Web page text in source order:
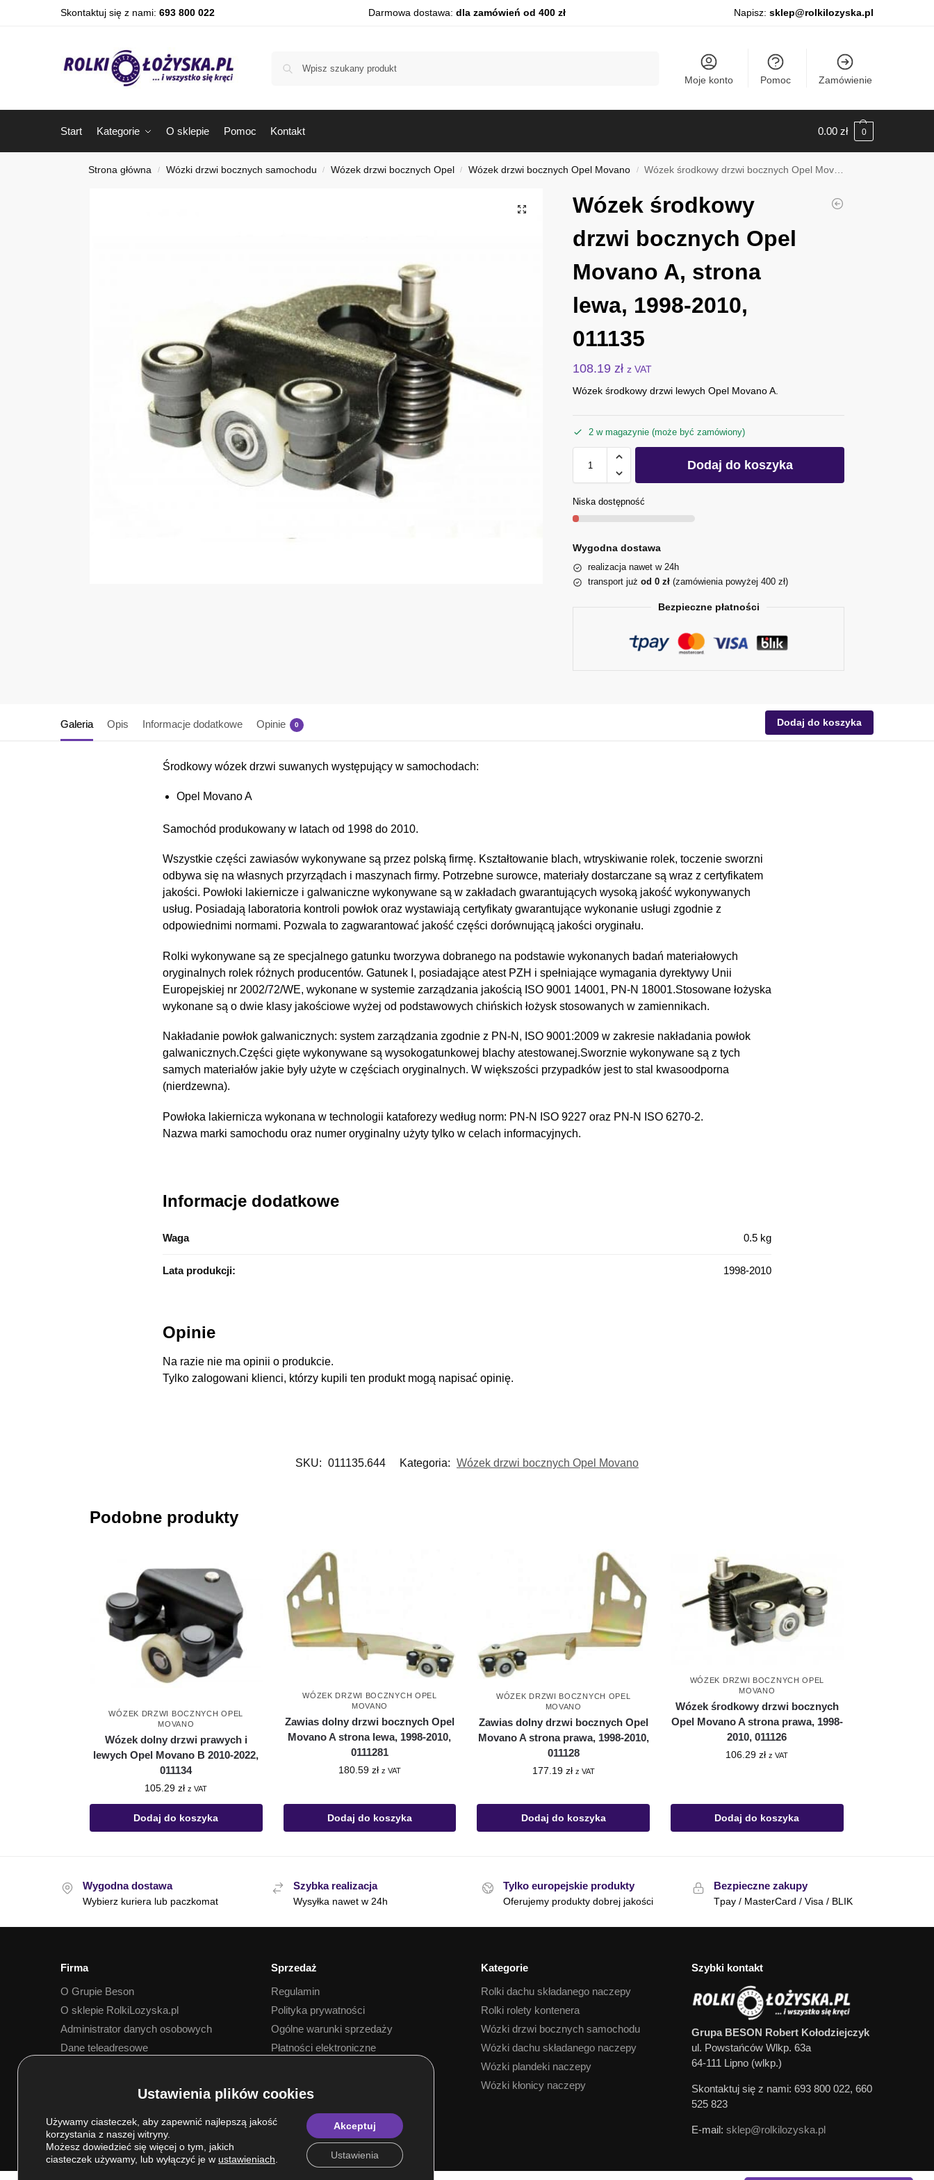
Skontaktuj się z nami: 693 800 022 Darmowa dostawa: dla zamówień od 400 zł Napisz: sklep@rolkilozyska.pl
Moje konto Pomoc Zamówienie
Start Kategorie O sklepie Pomoc Kontakt 0.00 zł 0
Strona główna / Wózki drzwi bocznych samochodu / Wózek drzwi bocznych Opel / Wózek drzwi bocznych Opel Movano / Wózek środkowy drzwi bocznych Opel Movano A, strona lewa, 1998-2010, 011135
Wózek środkowy
drzwi bocznych Opel
Movano A, strona
lewa, 1998-2010,
011135
108.19 zł z VAT
Wózek środkowy drzwi lewych Opel Movano A.
2 w magazynie (może być zamówiony)
Dodaj do koszyka
Niska dostępność
Wygodna dostawa
realizacja nawet w 24h
transport jużod 0 zł (zamówienia powyżej 400 zł)
Bezpieczne płatności
Galeria Opis Informacje dodatkowe Opinie 0 Dodaj do koszyka
Środkowy wózek drzwi suwanych występujący w samochodach:
Opel Movano A
Samochód produkowany w latach od 1998 do 2010.
Wszystkie części zawiasów wykonywane są przez polską firmę. Kształtowanie blach, wtryskiwanie rolek, toczenie sworzni
odbywa się na własnych przyrządach i maszynach firmy. Potrzebne surowce, materiały dostarczane są wraz z certyfikatem
jakości. Powłoki lakiernicze i galwaniczne wykonywane są w zakładach gwarantujących wysoką jakość wykonywanych
usług. Posiadają laboratoria kontroli powłok oraz wystawiają certyfikaty gwarantujące wykonanie usługi zgodnie z
odpowiednimi normami. Pozwala to zagwarantować jakość części dorównującą jakości oryginału.
Rolki wykonywane są ze specjalnego gatunku tworzywa dobranego na podstawie wykonanych badań materiałowych
oryginalnych rolek różnych producentów. Gatunek I, posiadające atest PZH i spełniające wymagania dyrektywy Unii
Europejskiej nr 2002/72/WE, wykonane w systemie zarządzania jakością ISO 9001 14001, PN-N 18001.Stosowane łożyska
wykonane są o dwie klasy jakościowe wyżej od podstawowych chińskich łożysk stosowanych w zamiennikach.
Nakładanie powłok galwanicznych: system zarządzania zgodnie z PN-N, ISO 9001:2009 w zakresie nakładania powłok
galwanicznych.Części gięte wykonywane są wysokogatunkowej blachy atestowanej.Sworznie wykonywane są z tych
samych materiałów jakie były użyte w częściach oryginalnych. W większości przypadków jest to stal kwasoodporna
(nierdzewna).
Powłoka lakiernicza wykonana w technologii kataforezy według norm: PN-N ISO 9227 oraz PN-N ISO 6270-2.
Nazwa marki samochodu oraz numer oryginalny użyty tylko w celach informacyjnych.
Informacje dodatkowe
Waga 0.5 kg
Lata produkcji: 1998-2010
Opinie
Na razie nie ma opinii o produkcie.
Tylko zalogowani klienci, którzy kupili ten produkt mogą napisać opinię.
SKU: 011135.644 Kategoria: Wózek drzwi bocznych Opel Movano
Podobne produkty
WÓZEK DRZWI BOCZNYCH OPEL
MOVANO
Wózek dolny drzwi prawych i
lewych Opel Movano B 2010-2022,
011134
105.29zł z VAT
Dodaj do koszyka
WÓZEK DRZWI BOCZNYCH OPEL
MOVANO
Zawias dolny drzwi bocznych Opel
Movano A strona lewa, 1998-2010,
0111281
180.59 zł z VAT
Dodaj do koszyka
WÓZEK DRZWI BOCZNYCH OPEL
MOVANO
Zawias dolny drzwi bocznych Opel
Movano A strona prawa, 1998-2010,
011128
177.19 zł z VAT
Dodaj do koszyka
WÓZEK DRZWI BOCZNYCH OPEL
MOVANO
Wózek środkowy drzwi bocznych
Opel Movano A strona prawa, 1998-
2010, 011126
106.29zł z VAT
Dodaj do koszyka
Wygodna dostawa
Wybierz kuriera lub paczkomat
Szybka realizacja
Wysyłka nawet w 24h
Tylko europejskie produkty
Oferujemy produkty dobrej jakości
Bezpieczne zakupy
Tpay / MasterCard / Visa / BLIK
Firma
O Grupie Beson
O sklepie RolkiLozyska.pl
Administrator danych osobowych
Dane teleadresowe
Sprzedaż
Regulamin
Polityka prywatności
Ogólne warunki sprzedaży
Płatności elektroniczne
Kategorie
Rolki dachu składanego naczepy
Rolki rolety kontenera
Wózki drzwi bocznych samochodu
Wózki dachu składanego naczepy
Wózki plandeki naczepy
Wózki kłonicy naczepy
Szybki kontakt
Grupa BESON Robert Kołodziejczyk
ul. Powstańców Wlkp. 63a
64-111 Lipno (wlkp.)
Skontaktuj się z nami: 693 800 022, 660
525 823
E-mail: sklep@rolkilozyska.pl
Używamy ciasteczek, aby zapewnić najlepszą jakość
korzystania z naszej witryny.
Możesz dowiedzieć się więcej o tym, jakich
ciasteczek używamy, lub wyłączyć je w ustawieniach
Akceptuj
Ustawienia